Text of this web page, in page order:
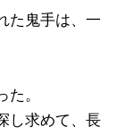
た鬼手は、一
。
し求めて、長